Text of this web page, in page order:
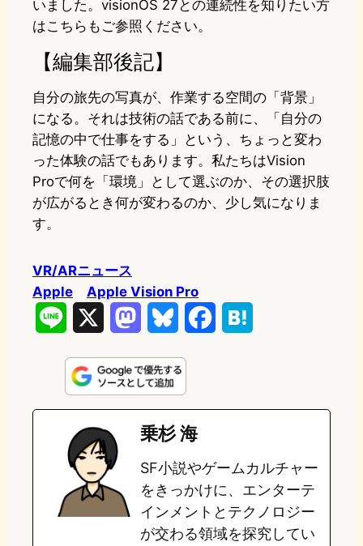
いました。visionOS 27との連続性を知りたい方
はこちらもご参照ください。
【編集部後記】
自分の旅先の写真が、作業する空間の「背景」
になる。それは技術の話である前に、「自分の
記憶の中で仕事をする」という、ちょっと変わ
った体験の話でもあります。私たちはVision
Proで何を「環境」として選ぶのか、その選択肢
が広がるとき何が変わるのか、少し気になりま
す。
VR/ARニュース
Apple
Apple Vision Pro
n
e
s
t
o
d
o
n
u
e
s
k
y
e
o
o
k
e
a
乗杉 海
SF小説やゲームカルチャー
をきっかけに、エンターテ
インメントとテクノロジー
が交わる領域を探究してい